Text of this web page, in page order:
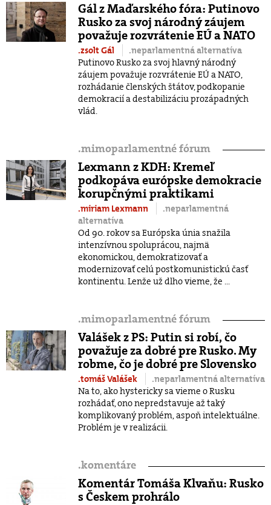
Gál z Maďarského fóra: Putinovo
Rusko za svoj národný záujem
považuje rozvrátenie EÚ a NATO
.zsolt Gál
.neparlamentná alternatíva
Putinovo Rusko za svoj hlavný národný
záujem považuje rozvrátenie EÚ a NATO,
rozhádanie členských štátov, podkopanie
demokracií a destabilizáciu prozápadných
vlád.
.mimoparlamentné fórum
Lexmann z KDH: Kremeľ
podkopáva európske demokracie
korupčnými praktikami
.miriam Lexmann
.neparlamentná
alternatíva
Od 90. rokov sa Európska únia snažila
intenzívnou spoluprácou, najmä
ekonomickou, demokratizovať a
modernizovať celú postkomunistickú časť
kontinentu. Lenže už dlho vieme, že ...
.mimoparlamentné fórum
Valášek z PS: Putin si robí, čo
považuje za dobré pre Rusko. My
robme, čo je dobré pre Slovensko
.tomáš Valášek
.neparlamentná alternatíva
Na to, ako hystericky sa vieme o Rusku
rozhádať, ono nepredstavuje až taký
komplikovaný problém, aspoň intelektuálne.
Problém je v realizácii.
.komentáre
Komentár Tomáša Klvaňu: Rusko
s Českem prohrálo